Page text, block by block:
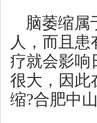
脑萎缩属
人，而且
疗就会影响
很大，因此
缩?合肥中